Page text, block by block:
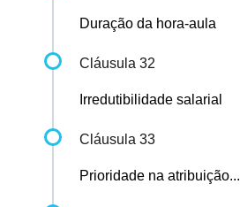
Duração da hora-aula
Cláusula 32
Irredutibilidade salarial
Cláusula 33
Prioridade na atribuição...